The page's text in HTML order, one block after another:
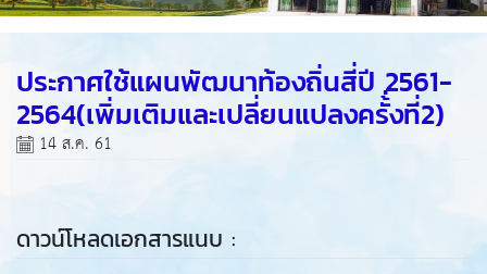
ประกาศใช้แผนพัฒนาท้องถิ่นสี่ปี 2561-
2564(เพิ่มเติมและเปลี่ยนแปลงครั้่งที่2)
14 ส.ค. 61
ดาวน์โหลดเอกสารแนบ :